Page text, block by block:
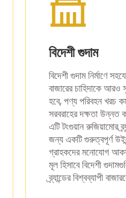
বিদেশী গুদাম
বিদেশী গুদাম নির্মাণে
বাজারের চাহিদাকে আরও
হবে, পণ্য পরিবহন খরচ
সরবরাহের দক্ষতা
এটি টংগুয়ান রুজিয়ামোর
জন্য একটি গুরুত্বপূর্ণ
গ্রাহকদের মনোযোগ
মূল হিসাবে বিদেশী
ব্র্যান্ডের বিশ্বব্যাপী